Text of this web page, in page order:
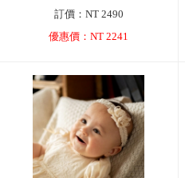
訂價：NT 2490
優惠價：NT 2241